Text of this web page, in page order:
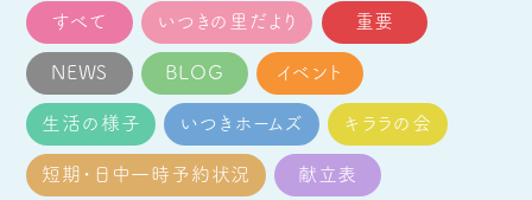
すべて いつきの里だより 重要
NEWS BLOG イベント
生活の様子 いつきホームズ キララの会
短期・日中一時予約状況 献立表